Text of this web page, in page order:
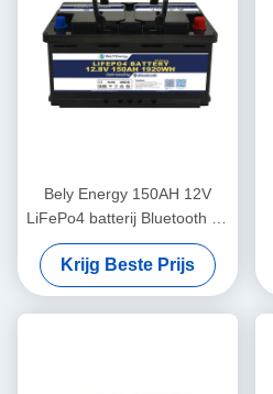
Bely Energy 150AH 12V
LiFePo4 batterij Bluetooth en
zelfverwarming voor Yachit
Medical
Krijg Beste Prijs